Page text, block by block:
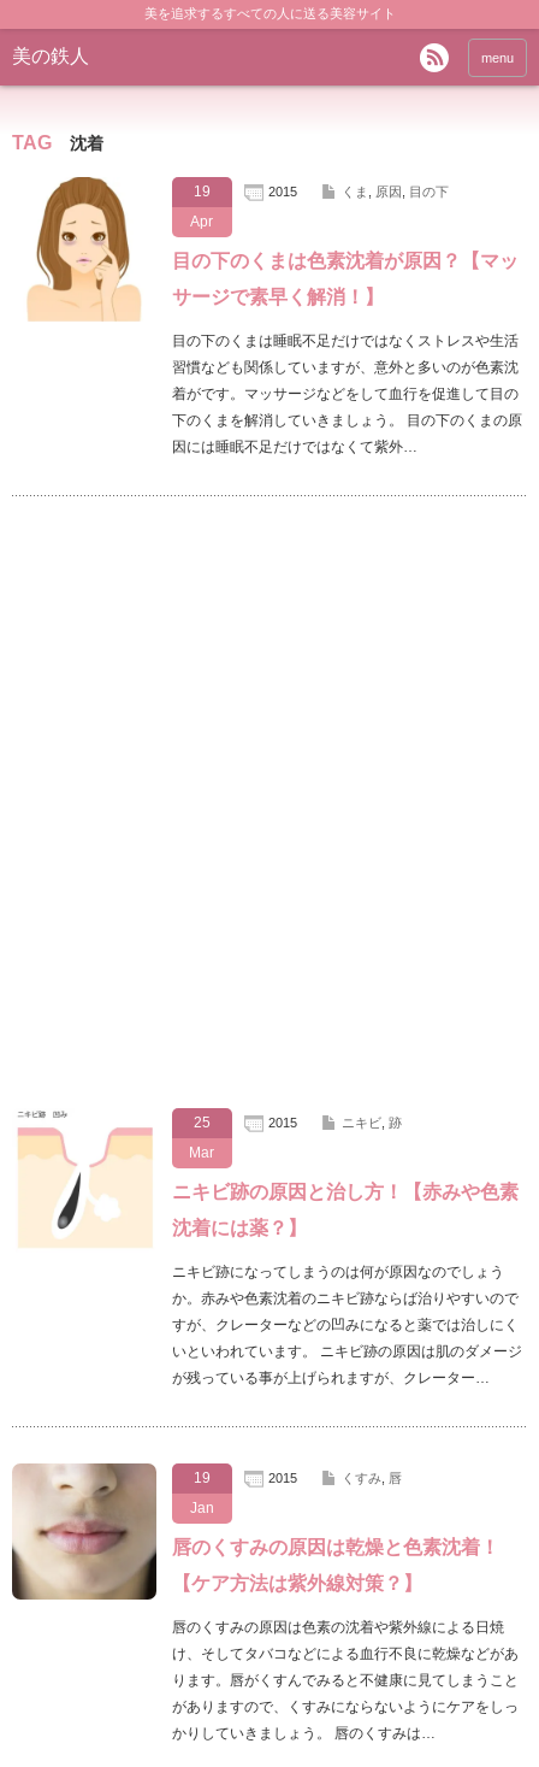
美を追求するすべての人に送る美容サイト
美の鉄人 menu
TAG 沈着
19
Apr
2015 くま 原因 目の下
目の下のくまは色素沈着が原因？【マッ
サージで素早く解消！】
目の下のくまは睡眠不足だけではなくストレスや生活
習慣なども関係していますが、意外と多いのが色素沈
着がです。マッサージなどをして血行を促進して目の
下のくまを解消していきましょう。 目の下のくまの原
因には睡眠不足だけではなくて紫外…
25
Mar
2015 ニキビ, 跡
ニキビ跡の原因と治し方！【赤みや色素
沈着には薬？】
ニキビ跡になってしまうのは何が原因なのでしょう
か。赤みや色素沈着のニキビ跡ならば治りやすいので
すが、クレーターなどの凹みになると薬では治しにく
いといわれています。 ニキビ跡の原因は肌のダメージ
が残っている事が上げられますが、クレーター…
19
Jan
2015 くすみ, 唇
唇のくすみの原因は乾燥と色素沈着！
【ケア方法は紫外線対策？】
唇のくすみの原因は色素の沈着や紫外線による日焼
け、そしてタバコなどによる血行不良に乾燥などがあ
ります。唇がくすんでみると不健康に見てしまうこと
がありますので、くすみにならないようにケアをしっ
かりしていきましょう。 唇のくすみは…